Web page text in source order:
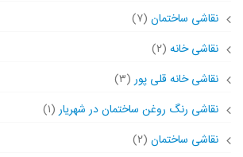
نقاشی ساختمان (۷)
نقاشی خانه (۲)
نقاشی خانه قلی پور(۳)
نقاشی رنگ روغن ساختمان در شهریار(۱)
نقاشی ساختمان (۲)